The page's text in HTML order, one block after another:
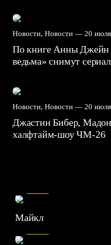
Новости, Новости — 20
По книге Анны Джейн
ведьма» снимут сериал
Новости, Новости — 20
Джастин Бибер,
халфтайм-шоу ЧМ-26
Майкл